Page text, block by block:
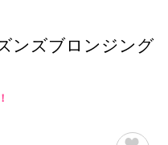
ンズブロンジング